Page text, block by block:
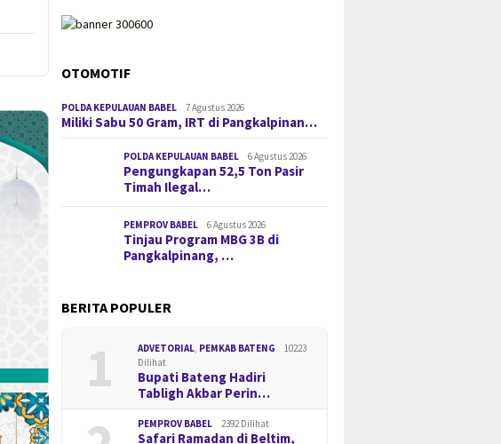
OTOMOTIF
POLDA KEPULAUAN BABEL 7 Agustus 2026
Miliki Sabu 50 Gram, IRT di Pangkalpinan…
POLDA KEPULAUAN BABEL 6 Agustus 2026
Pengungkapan 52,5 Ton Pasir
Timah Ilegal…
PEMPROV BABEL 6 Agustus 2026
Tinjau Program MBG 3B di
Pangkalpinang, …
BERITA POPULER
1 ADVETORIAL, PEMKAB BATENG
10223
Dilihat
Bupati Bateng Hadiri
Tabligh Akbar Perin…
PEMPROV BABEL 2392 Dilihat
Safari Ramadan di Beltim,